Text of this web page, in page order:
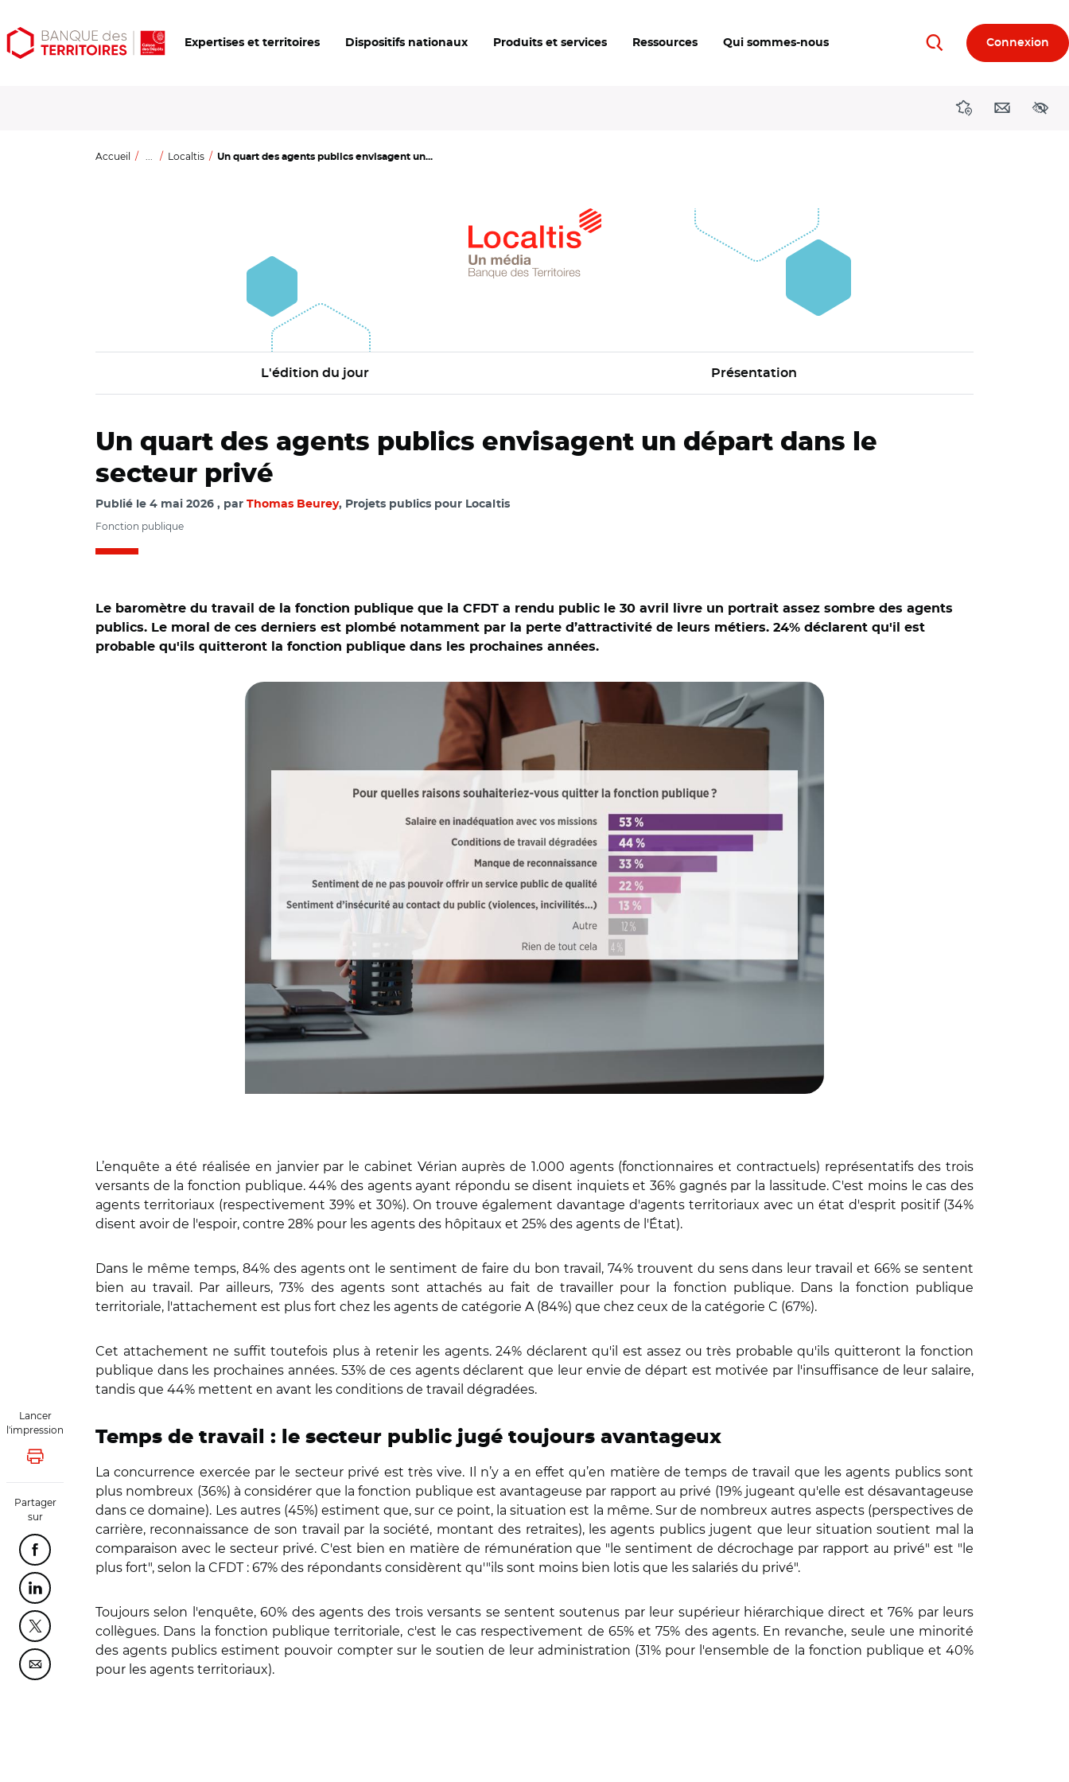
Aller
au
Aller
au
Ouvrir
les
Expertises et territoires Dispositifs nationaux Produits et services Ressources Qui sommes-nous RechercherConnexion
DirectionsContact
Accueil ... Localtis Un quart des agents publics envisagent un...
L'édition du jour Présentation
Lancer
l'impression
Lancer l'impression
Partager
sur
Partager cette page sur Facebook
Partager cette page sur Linkedin
Partager cette page sur Twitter
Partager cette page sur Courriel
Un quart des agents publics envisagent un départ dans le
secteur privé
Publié le 4 mai 2026 par Thomas Beurey, Projets publics pour Localtis
Fonction publique
Le baromètre du travail de la fonction publique que la CFDT a rendu public le 30 avril livre un portrait assez sombre des agents
publics. Le moral de ces derniers est plombé notamment par la perte d’attractivité de leurs métiers. 24% déclarent qu'il est
probable qu'ils quitteront la fonction publique dans les prochaines années.
L’enquête a été réalisée en janvier par le cabinet Vérian auprès de 1.000 agents (fonctionnaires et contractuels) représentatifs des trois
versants de la fonction publique. 44% des agents ayant répondu se disent inquiets et 36% gagnés par la lassitude. C'est moins le cas des
agents territoriaux (respectivement 39% et 30%). On trouve également davantage d'agents territoriaux avec un état d'esprit positif (34%
disent avoir de l'espoir, contre 28% pour les agents des hôpitaux et 25% des agents de l'État).
Dans le même temps, 84% des agents ont le sentiment de faire du bon travail, 74% trouvent du sens dans leur travail et 66% se sentent
bien au travail. Par ailleurs, 73% des agents sont attachés au fait de travailler pour la fonction publique. Dans la fonction publique
territoriale, l'attachement est plus fort chez les agents de catégorie A (84%) que chez ceux de la catégorie C (67%).
Cet attachement ne suffit toutefois plus à retenir les agents. 24% déclarent qu'il est assez ou très probable qu'ils quitteront la fonction
publique dans les prochaines années. 53% de ces agents déclarent que leur envie de départ est motivée par l'insuffisance de leur salaire,
tandis que 44% mettent en avant les conditions de travail dégradées.
Temps de travail : le secteur public jugé toujours avantageux
La concurrence exercée par le secteur privé est très vive. Il n’y a en effet qu’en matière de temps de travail que les agents publics sont
plus nombreux (36%) à considérer que la fonction publique est avantageuse par rapport au privé (19% jugeant qu'elle est désavantageuse
dans ce domaine). Les autres (45%) estiment que, sur ce point, la situation est la même. Sur de nombreux autres aspects (perspectives de
carrière, reconnaissance de son travail par la société, montant des retraites), les agents publics jugent que leur situation soutient mal la
comparaison avec le secteur privé. C'est bien en matière de rémunération que "le sentiment de décrochage par rapport au privé" est "le
plus fort", selon la CFDT : 67% des répondants considèrent qu'"ils sont moins bien lotis que les salariés du privé".
Toujours selon l'enquête, 60% des agents des trois versants se sentent soutenus par leur supérieur hiérarchique direct et 76% par leurs
collègues. Dans la fonction publique territoriale, c'est le cas respectivement de 65% et 75% des agents. En revanche, seule une minorité
des agents publics estiment pouvoir compter sur le soutien de leur administration (31% pour l'ensemble de la fonction publique et 40%
pour les agents territoriaux).